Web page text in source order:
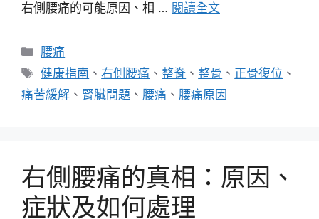
右側腰痛的可能原因、相 … 閱讀全文
分
類
腰痛
標
籤
健康指南 、右側腰痛 、整脊 、整骨 、 正骨復位 、
痛苦緩解 、 腎臟問題 、 腰痛 、 腰痛原因
右側腰痛的真相：原因、
症狀及如何處理